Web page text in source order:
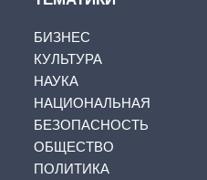
БИЗНЕС
КУЛЬТУРА
НАУКА
НАЦИОНАЛЬНАЯ
БЕЗОПАСНОСТЬ
ОБЩЕСТВО
ПОЛИТИКА